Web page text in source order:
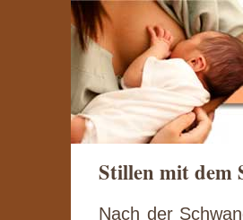
Stillen mit dem
Nach der